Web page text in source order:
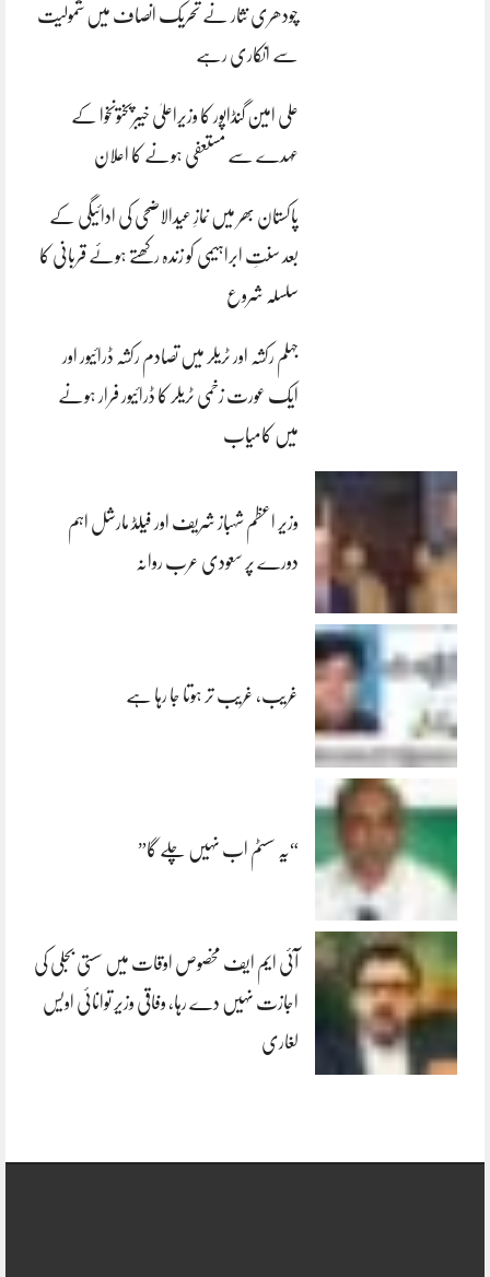
چودھری نثار نے تحریک انصاف میں شمولیت
سے انکاری رہے
علی امین گنڈاپور کا وزیراعلیٰ خیبرپختونخوا کے
عہدے سے مستعفی ہونے کا اعلان
پاکستان بھر میں نمازِ عیدالاضحی کی ادائیگی کے
بعد سنتِ ابراہیمی کو زندہ رکھتے ہوئے قربانی کا
سلسلہ شروع
جہلم رکشہ اور ٹریلر میں تصادم رکشہ ڈرائیور اور
ایک عورت زخمی ٹریلر کا ڈرائیور فرار ہونے
میں کامیاب
وزیر اعظم شہباز شریف اور فیلڈ مارشل اہم
دورے پر سعودی عرب روانہ
غریب، غریب تر ہوتا جا رہا ہے
“یہ سسٹم اب نہیں چلے گا”
آئی ایم ایف مخصوص اوقات میں سستی بجلی کی
اجازت نہیں دے رہا، وفاقی وزیر توانائی اویس
لغاری